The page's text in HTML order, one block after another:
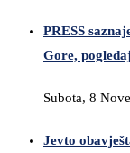
PRESS
Gore,
Subota, 8
Jevto